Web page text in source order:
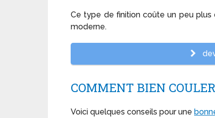
Ce type de finition coûte un peu
moderne.
COMMENT BIEN
Voici quelques conseils pour une